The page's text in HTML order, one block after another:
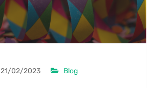
21/02/2023 Blog